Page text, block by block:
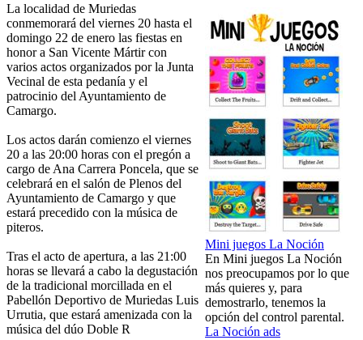
Mini juegos La Noción
En Mini juegos La Noción
nos preocupamos por lo que
más quieres y, para
demostrarlo, tenemos la
opción del control parental.
La Noción ads
La localidad de Muriedas
conmemorará del viernes 20 hasta el
domingo 22 de enero las fiestas en
honor a San Vicente Mártir con
varios actos organizados por la Junta
Vecinal de esta pedanía y el
patrocinio del Ayuntamiento de
Camargo.
Los actos darán comienzo el viernes
20 a las 20:00 horas con el pregón a
cargo de Ana Carrera Poncela, que se
celebrará en el salón de Plenos del
Ayuntamiento de Camargo y que
estará precedido con la música de
piteros.
Tras el acto de apertura, a las 21:00
horas se llevará a cabo la degustación
de la tradicional morcillada en el
Pabellón Deportivo de Muriedas Luis
Urrutia, que estará amenizada con la
música del dúo Doble R